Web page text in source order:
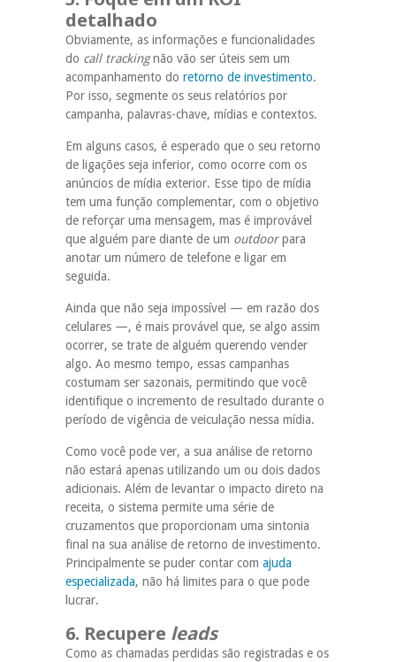
detalhado
Obviamente, as informações e funcionalidades
do call trackingnão vão ser úteis sem um
acompanhamento do retorno de investimento.
Por isso, segmente os seus relatórios por
campanha, palavras-chave, mídias e contextos.
Em alguns casos, é esperado que o seu retorno
de ligações seja inferior, como ocorre com os
anúncios de mídia exterior. Esse tipo de mídia
tem uma função complementar, com o objetivo
de reforçar uma mensagem, mas é improvável
que alguém pare diante de um outdoorpara
anotar um número de telefone e ligar em
seguida.
Ainda que não seja impossível — em razão dos
celulares —, é mais provável que, se algo assim
ocorrer, se trate de alguém querendo vender
algo. Ao mesmo tempo, essas campanhas
costumam ser sazonais, permitindo que você
identifique o incremento de resultado durante o
período de vigência de veiculação nessa mídia.
Como você pode ver, a sua análise de retorno
não estará apenas utilizando um ou dois dados
adicionais. Além de levantar o impacto direto na
receita, o sistema permite uma série de
cruzamentos que proporcionam uma sintonia
final na sua análise de retorno de investimento.
Principalmente se puder contar com ajuda
especializada, não há limites para o que pode
lucrar.
6. Recupere leads
Como as chamadas perdidas são registradas e os